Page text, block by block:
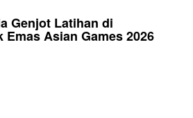
Genjot Latihan di
Asian Games 2026